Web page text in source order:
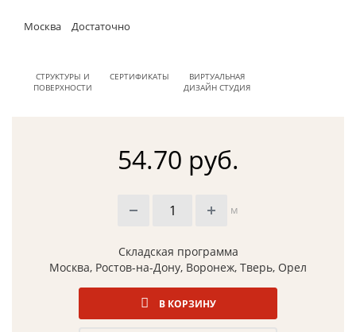
Москва Достаточно
СТРУКТУРЫ И
ПОВЕРХНОСТИ
СЕРТИФИКАТЫ
ВИРТУАЛЬНАЯ
ДИЗАЙН СТУДИЯ
54.70 руб.
м
Складская программа
Москва, Ростов-на-Дону, Воронеж, Тверь, Орел
В КОРЗИНУ